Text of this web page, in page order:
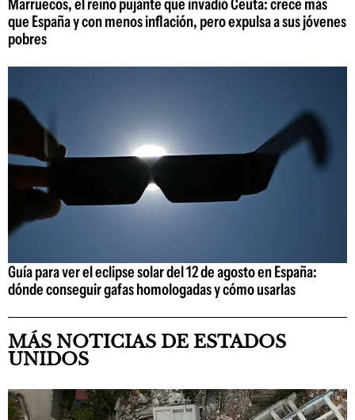
que España y con menos inflación, pero expulsa a sus jóvenes
pobres
Guía para ver el eclipse solar del 12 de agosto en España:
dónde conseguir gafas homologadas y cómo usarlas
MÁS NOTICIAS DE ESTADOS
UNIDOS